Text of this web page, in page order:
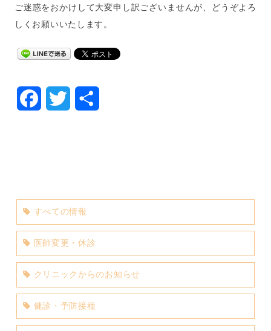
ご迷惑をおかけして大変申し訳ございませんが、どうぞよろ
しくお願いいたします。
FacebookTwitter
すべての情報
医師変更・休診
クリニックからのお知らせ
健診・予防接種